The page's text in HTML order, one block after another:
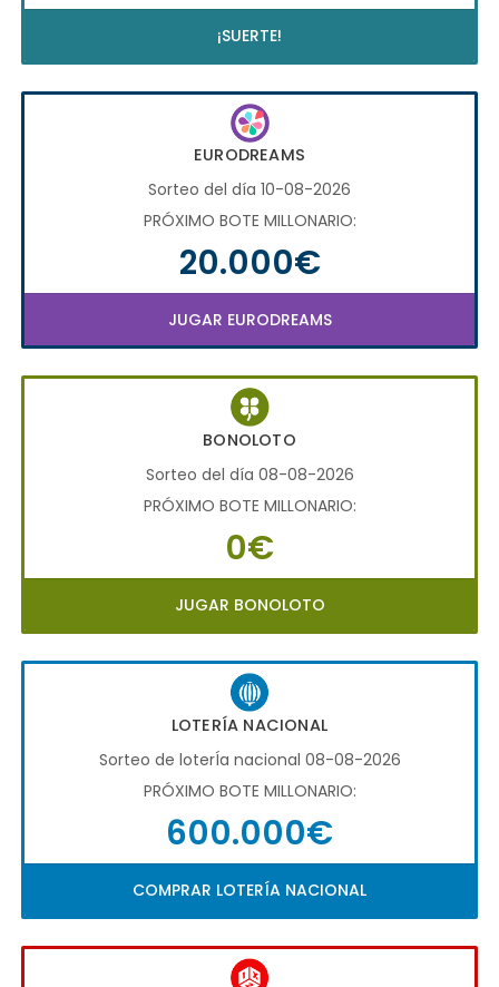
¡SUERTE!
EURODREAMS
Sorteo del día 10-08-2026
PRÓXIMO BOTE MILLONARIO:
20.000€
JUGAR EURODREAMS
BONOLOTO
Sorteo del día 08-08-2026
PRÓXIMO BOTE MILLONARIO:
0€
JUGAR BONOLOTO
LOTERÍA NACIONAL
Sorteo de loterÍa nacional 08-08-2026
PRÓXIMO BOTE MILLONARIO:
600.000€
COMPRAR LOTERÍA NACIONAL